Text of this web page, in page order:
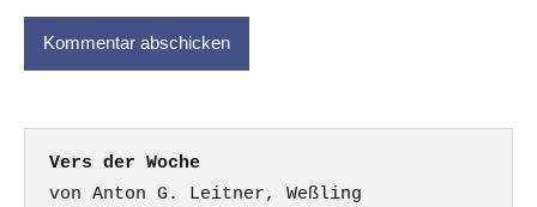
Vers der Woche